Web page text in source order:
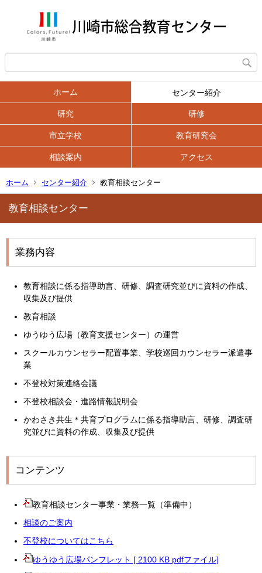
ホーム センター紹介
研究 研修
市立学校 教育研究会
相談案内 アクセス
ホーム センター紹介 教育相談センター
教育相談センター
業務内容
教育相談に係る指導助言、研修、調査研究並びに資料の作成、
収集及び提供
教育相談
ゆうゆう広場（教育支援センター）の運営
スクールカウンセラー配置事業、学校巡回カウンセラー派遣事
業
不登校対策連絡会議
不登校相談会・進路情報説明会
かわさき共生＊共育プログラムに係る指導助言、研修、調査研
究並びに資料の作成、収集及び提供
コンテンツ
教育相談センター事業・業務一覧（準備中）
相談のご案内
不登校についてはこちら
ゆうゆう広場パンフレット [ 2100 KB pdfファイル]